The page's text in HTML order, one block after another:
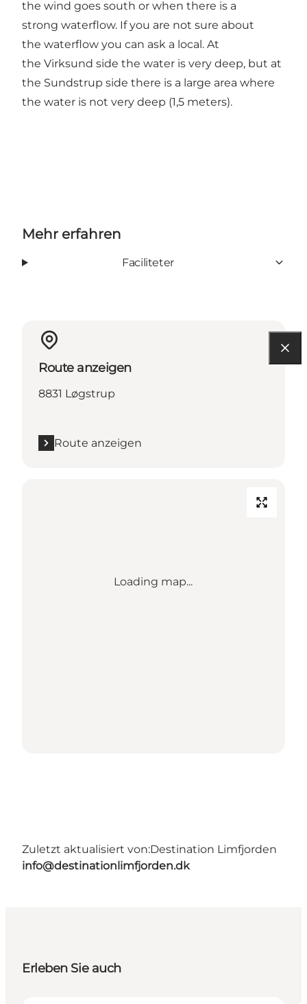
the wind goes south or when there is a
strong waterflow. If you are not sure about
the waterflow you can ask a local. At
the Virksund side the water is very deep, but at
the Sundstrup side there is a large area where
the water is not very deep (1,5 meters).
Mehr erfahren
Faciliteter
Route anzeigen
8831 Løgstrup
Route anzeigen
Loading map...
Zuletzt aktualisiert von:Destination Limfjorden
info@destinationlimfjorden.dk
Erleben Sie auch